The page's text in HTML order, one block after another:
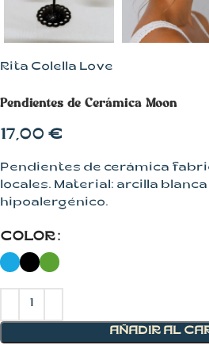
Rita Colella Love
Pendientes de Cerámica Moon
17,00 €
Pendientes de cerámica
locales. Material: arcilla
hipoalergénico.
COLOR
AÑADIR AL